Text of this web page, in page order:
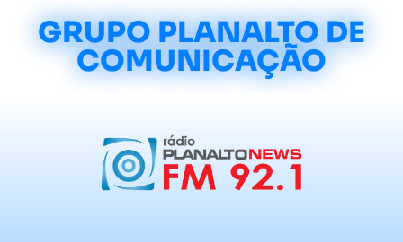
GRUPO PLANALTO DE
COMUNICAÇÃO